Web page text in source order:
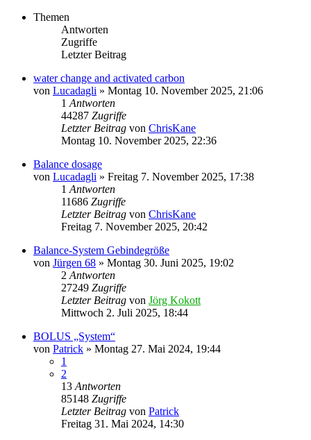
Themen
Antworten
Zugriffe
Letzter Beitrag
water change and activated carbon
von Lucadagli » Montag 10. November 2025, 21:06
1 Antworten
44287 Zugriffe
Letzter Beitrag von ChrisKane
Montag 10. November 2025, 22:36
Balance dosage
von Lucadagli » Freitag 7. November 2025, 17:38
1 Antworten
11686 Zugriffe
Letzter Beitrag von ChrisKane
Freitag 7. November 2025, 20:42
Balance-System Gebindegröße
von Jürgen 68 » Montag 30. Juni 2025, 19:02
2 Antworten
27249 Zugriffe
Letzter Beitrag von Jörg Kokott
Mittwoch 2. Juli 2025, 18:44
BOLUS „System“
von Patrick » Montag 27. Mai 2024, 19:44
1
2
13 Antworten
85148 Zugriffe
Letzter Beitrag von Patrick
Freitag 31. Mai 2024, 14:30